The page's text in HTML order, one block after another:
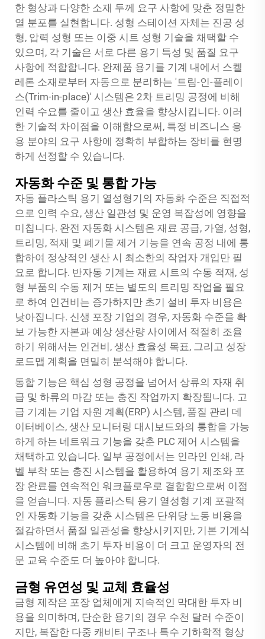
한 형상과 다양한 소재 두께 요구 사항에 맞춘 정밀한
열 분포를 실현합니다. 성형 스테이션 자체는 진공 성
형, 압력 성형 또는 이중 시트 성형 기술을 채택할 수
있으며, 각 기술은 서로 다른 용기 특성 및 품질 요구
사항에 적합합니다. 완제품 용기를 기계 내에서 스켈
레톤 소재로부터 자동으로 분리하는 '트림-인-플레이
스(Trim-in-place)' 시스템은 2차 트리밍 공정에 비해
인력 수요를 줄이고 생산 효율을 향상시킵니다. 이러
한 기술적 차이점을 이해함으로써, 특정 비즈니스 응
용 분야의 요구 사항에 정확히 부합하는 장비를 현명
하게 선정할 수 있습니다.
자동화 수준 및 통합 가능
자동 플라스틱 용기 열성형기의 자동화 수준은 직접적
으로 인력 수요, 생산 일관성 및 운영 복잡성에 영향을
미칩니다. 완전 자동화 시스템은 재료 공급, 가열, 성형,
트리밍, 적재 및 폐기물 제거 기능을 연속 공정 내에 통
합하여 정상적인 생산 시 최소한의 작업자 개입만 필
요로 합니다. 반자동 기계는 재료 시트의 수동 적재, 성
형 부품의 수동 제거 또는 별도의 트리밍 작업을 필요
로 하여 인건비는 증가하지만 초기 설비 투자 비용은
낮아집니다. 신생 포장 기업의 경우, 자동화 수준을 확
보 가능한 자본과 예상 생산량 사이에서 적절히 조율
하기 위해서는 인건비, 생산 효율성 목표, 그리고 성장
로드맵 계획을 면밀히 분석해야 합니다.
통합 기능은 핵심 성형 공정을 넘어서 상류의 자재 취
급 및 하류의 마감 또는 충진 작업까지 확장됩니다. 고
급 기계는 기업 자원 계획(ERP) 시스템, 품질 관리 데
이터베이스, 생산 모니터링 대시보드와의 통합을 가능
하게 하는 네트워크 기능을 갖춘 PLC 제어 시스템을
채택하고 있습니다. 일부 공정에서는 인라인 인쇄, 라
벨 부착 또는 충진 시스템을 활용하여 용기 제조와 포
장 완료를 연속적인 워크플로우로 결합함으로써 이점
을 얻습니다. 자동 플라스틱 용기 열성형 기계 포괄적
인 자동화 기능을 갖춘 시스템은 단위당 노동 비용을
절감하면서 품질 일관성을 향상시키지만, 기본 기계식
시스템에 비해 초기 투자 비용이 더 크고 운영자의 전
문 교육 수준도 더 높아야 합니다.
금형 유연성 및 교체 효율성
금형 제작은 포장 업체에게 지속적인 막대한 투자 비
용을 의미하며, 단순한 용기의 경우 수천 달러 수준이
지만, 복잡한 다중 캐비티 구조나 특수 기하학적 형상